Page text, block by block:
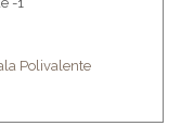
Polivalente